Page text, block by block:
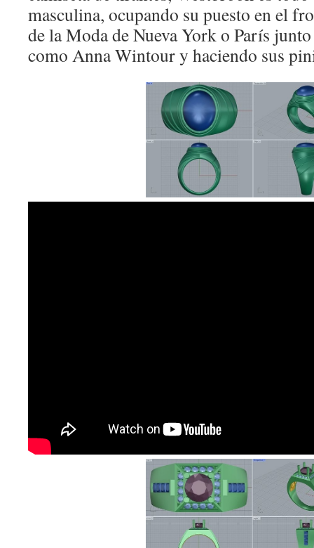
masculina, ocupando su puesto en el
de la Moda de Nueva York o París
como Anna Wintour y haciendo sus